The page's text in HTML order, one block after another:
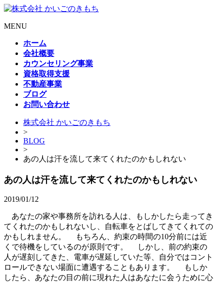
MENU
ホーム
会社概要
カウンセリング事業
資格取得支援
不動産事業
ブログ
お問い合わせ
株式会社 かいごのきもち
>
BLOG
>
あの人は汗を流して来てくれたのかもしれない
あの人は汗を流して来てくれたのかもしれない
2019/01/12
あなたの家や事務所を訪れる人は、もしかしたら走ってき
てくれたのかもしれないし、自転車をとばしてきてくれての
かもしれません。 もちろん、約束の時間の10分前には近
くで待機をしているのが原則です。 しかし、前の約束の
人が遅刻してきた、電車が遅延していた等、自分ではコント
ロールできない場面に遭遇することもあります。 もしか
したら、あなたの目の前に現れた人はあなたに会うために心